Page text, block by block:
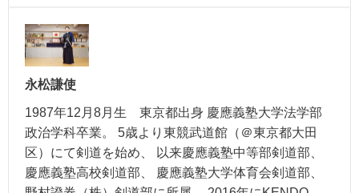
永松謙使
1987年12月8月生 東京都出身 慶應義塾大学法学部
政治学科卒業。 5歳より東競武道館（＠東京都大田
区）にて剣道を始め、 以来慶應義塾中等部剣道部、
慶應義塾高校剣道部、 慶應義塾大学体育会剣道部、